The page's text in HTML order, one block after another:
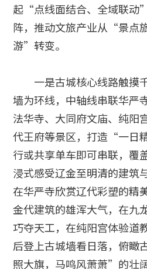
起“点线面结合、全域联动
阵，推动文旅产业从“景
游”转变。
一是古城核心线路触摸
墙为环线，中轴线串联华严
法华寺、大同府文庙、纯阳
代王府等景区，打造“一日
行或共享单车即可串联，覆
浸式感受辽金至明清的建筑
在华严寺欣赏辽代彩塑的精
金代建筑的雄浑大气，在九
巧夺天工，在纯阳宫体验道
后登上古城墙看日落，俯瞰
照大旗，马鸣风萧萧”的壮